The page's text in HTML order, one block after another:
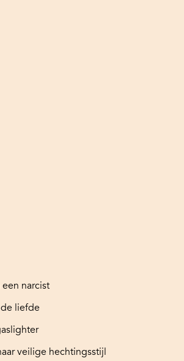
narcist
de liefde
veilige hechtingsstijl